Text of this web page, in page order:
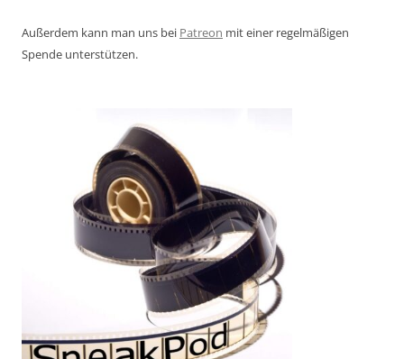
Außerdem kann man uns bei Patreon mit einer regelmäßigen
Spende unterstützen.